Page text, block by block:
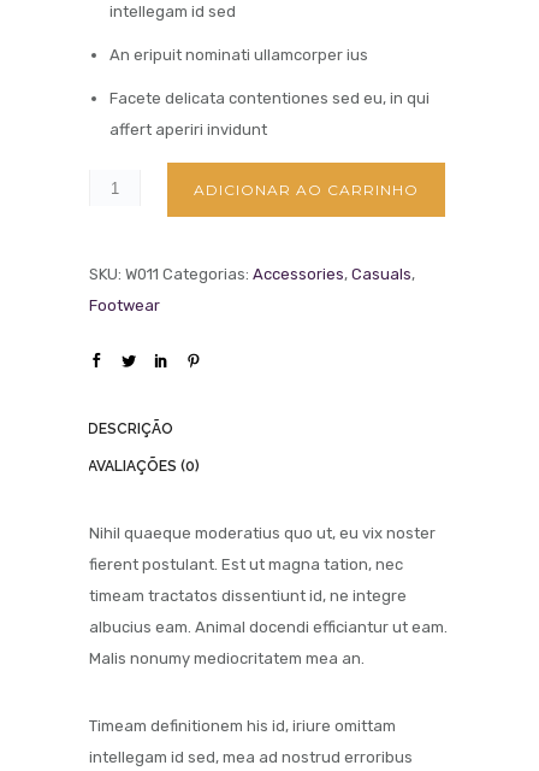
intellegam id sed
An eripuit nominati ullamcorper ius
Facete delicata contentiones sed eu, in qui
affert aperiri invidunt
ADICIONAR AO CARRINHO
SKU: W011 Categorias: Accessories, Casuals,
Footwear
DESCRIÇÃO
AVALIAÇÕES (0)
Nihil quaeque moderatius quo ut, eu vix noster
fierent postulant. Est ut magna tation, nec
timeam tractatos dissentiunt id, ne integre
albucius eam. Animal docendi efficiantur ut eam.
Malis nonumy mediocritatem mea an.
Timeam definitionem his id, iriure omittam
intellegam id sed, mea ad nostrud erroribus